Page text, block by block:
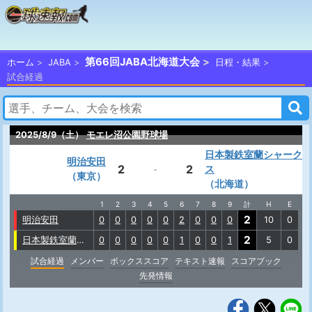
ホーム JABA 第66回JABA北海道大会
日程・結果
試合経過
2025/8/9（土） モエレ沼公園野球場
明治安田
（東京）
2 - 2
日本製鉄室蘭シャーク
ス
（北海道）
1 2 3 4 5 6 7 8 9 計 H E
明治安田 0 0 0 0 0 2 0 0 0 2 10
0
日本製鉄室蘭シャークス
0 0 0 0 0 1 0 0 1 2 5
0
試合経過
メンバー ボックススコア テキスト速報
スコアブック
先発情報